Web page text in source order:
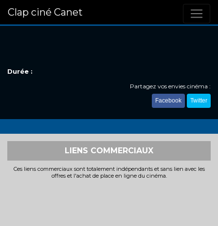
Clap ciné Canet
Durée :
Partagez vos envies cinéma :
Facebook Twitter
LIENS COMMERCIAUX
Ces liens commerciaux sont totalement indépendants et sans lien avec les
offres et l'achat de place en ligne du cinéma.